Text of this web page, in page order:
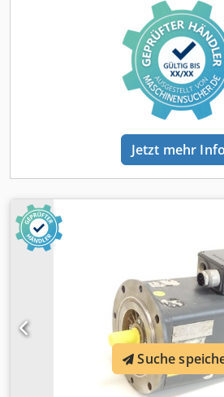
Jetzt mehr
Suche